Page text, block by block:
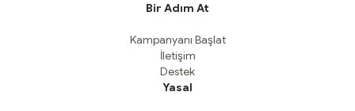
Bir Adım At
Kampanyanı Başlat
İletişim
Destek
Yasal